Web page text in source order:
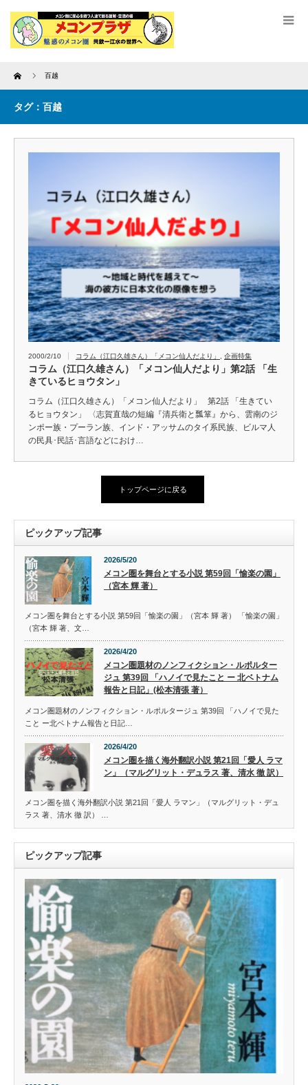
Home 百越
タグ：百越
2000/2/10 コラム（江口久雄さん）「メコン仙人だより」 企画特集
コラム（江口久雄さん）「メコン仙人だより」第2話 「生
きているヒョウタン」
コラム（江口久雄さん）「メコン仙人だより」 第2話 「生きてい
るヒョウタン」 〈志賀直哉の短編『清兵衛と瓢箪』から、雲南のジ
ンポー族・プーラン族、インド・アッサムのタイ系民族、ビルマ人
の民具･民話･言語などにおけ…
トップページに戻る
ピックアップ記事
2026/5/20
メコン圏を舞台とする小説 第59回「愉楽の園」
（宮本 輝 著）
メコン圏を舞台とする小説 第59回「愉楽の園」（宮本 輝 著） 「愉楽の園」
（宮本 輝 著、文…
2026/4/20
メコン圏題材のノンフィクション・ルポルター
ジュ 第39回 「ハノイで見たこと ー 北ベトナム
報告と日記」(松本清張 著）
メコン圏題材のノンフィクション・ルポルタージュ 第39回 「ハノイで見た
こと ー北ベトナム報告と日記…
2026/4/20
メコン圏を描く海外翻訳小説 第21回「愛人 ラマ
ン」（マルグリット・デュラス 著、清水 徹 訳）
メコン圏を描く海外翻訳小説 第21回「愛人 ラマン」（マルグリット・デュ
ラス 著、清水 徹 訳） …
ピックアップ記事